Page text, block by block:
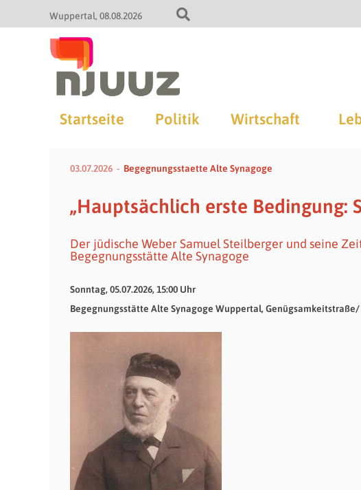
Wuppertal 08.08.2026
Startseite Politik Wirtschaft
03.07.2026 Begegnungsstaette Alte Synagoge
„Hauptsächlich erste Bedingung:
Der jüdische Weber Samuel Steilberger und seine
Begegnungsstätte Alte Synagoge
Sonntag, 05.07.2026, 15:00 Uhr
Begegnungsstätte Alte Synagoge Wuppertal,